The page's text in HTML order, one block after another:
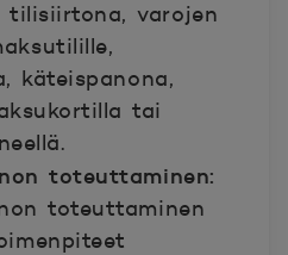
tilisiirtona, varojen
käteispanona,
tai
toteuttaminen:
toteuttaminen